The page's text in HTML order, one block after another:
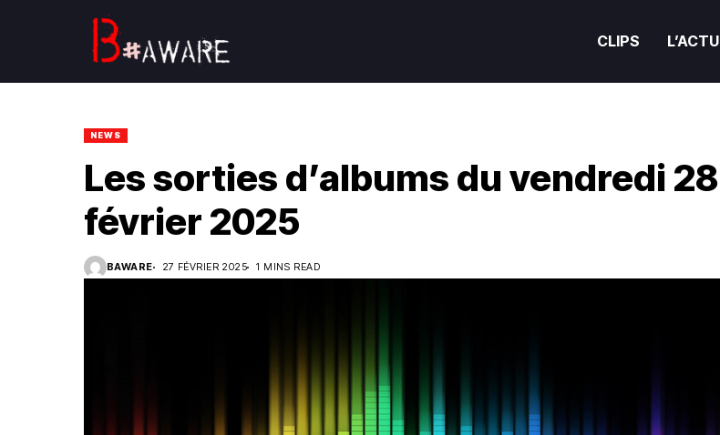
CLIPS L’ACTU
NEWS
Les sorties d’albums du vendredi 28
février 2025
BAWARE 27 FÉVRIER 2025 1 MINS READ